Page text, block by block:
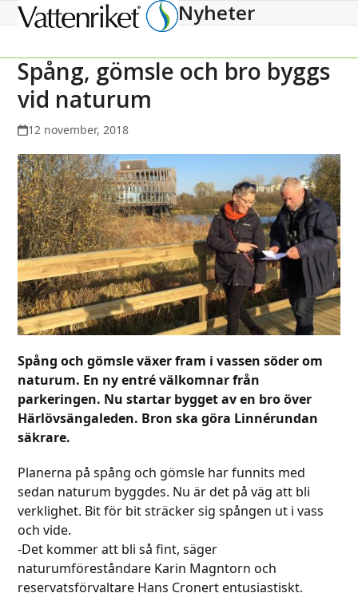
Open
menu
Close
menu
Nyheter
Spång, gömsle och bro byggs
vid naturum
12 november, 2018
Spång och gömsle växer fram i vassen söder om
naturum. En ny entré välkomnar från
parkeringen. Nu startar bygget av en bro över
Härlövsängaleden. Bron ska göra Linnérundan
säkrare.
Planerna på spång och gömsle har funnits med
sedan naturum byggdes. Nu är det på väg att bli
verklighet. Bit för bit sträcker sig spången ut i vass
och vide.
-Det kommer att bli så fint, säger
naturumföreståndare Karin Magntorn och
reservatsförvaltare Hans Cronert entusiastiskt.